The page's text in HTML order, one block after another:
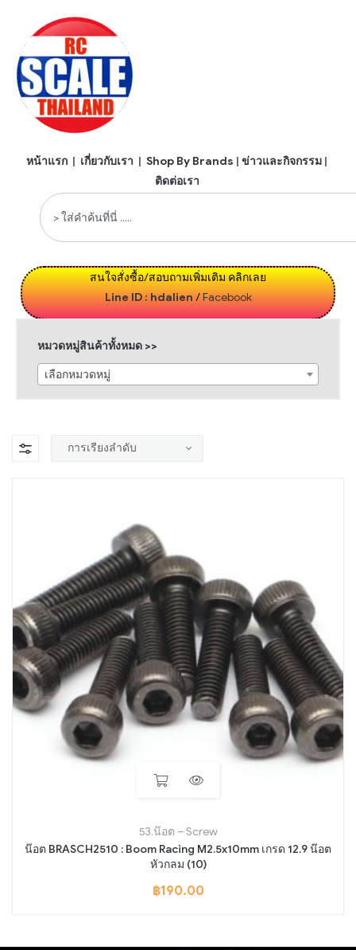
หน้าแรก | เกี่ยวกับเรา | Shop By Brands | ข่าวและกิจกรรม |
ติดต่อเรา
สนใจสั่งซื้อ/สอบถามเพิ่มเติม คลิกเลย
Line ID : hdalien/Facebook
หมวดหมู่สินค้าทั้งหมด >>
เลือกหมวดหมู่
53.น๊อต – Screw
น๊อต BRASCH2510 : Boom Racing M2.5x10mm เกรด 12.9 น๊อต
หัวกลม (10)
฿190.00